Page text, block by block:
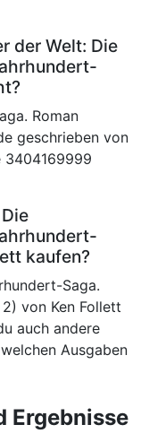
der Welt: Die
Roman
geschrieben von
3404169999
kaufen?
Saga.
von Ken Follett
auch andere
Ausgaben
Ergebnisse